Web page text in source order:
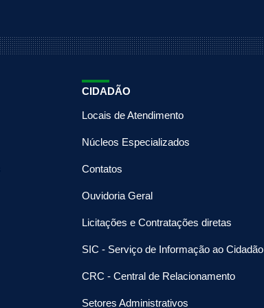
CIDADÃO
Locais de Atendimento
Núcleos Especializados
Contatos
Ouvidoria Geral
Licitações e Contratações diretas
SIC - Serviço de Informação ao Cidadão
CRC - Central de Relacionamento
Setores Administrativos